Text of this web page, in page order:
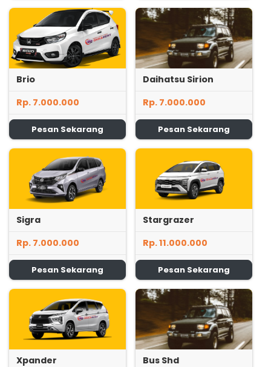
Brio
Rp. 7.000.000
Pesan Sekarang
Daihatsu Sirion
Rp. 7.000.000
Pesan Sekarang
Sigra
Rp. 7.000.000
Pesan Sekarang
Stargrazer
Rp. 11.000.000
Pesan Sekarang
Xpander Bus Shd